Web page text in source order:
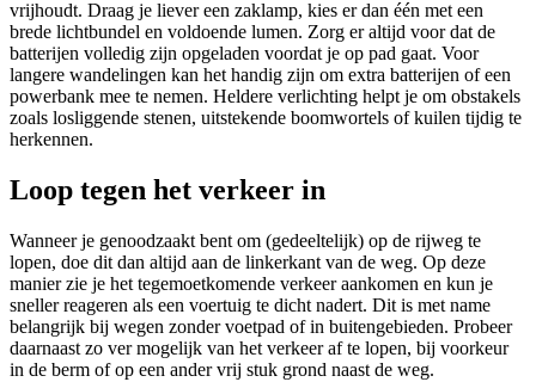
vrijhoudt. Draag je liever een zaklamp, kies er dan één met een
brede lichtbundel en voldoende lumen. Zorg er altijd voor dat de
batterijen volledig zijn opgeladen voordat je op pad gaat. Voor
langere wandelingen kan het handig zijn om extra batterijen of een
powerbank mee te nemen. Heldere verlichting helpt je om obstakels
zoals losliggende stenen, uitstekende boomwortels of kuilen tijdig te
herkennen.
Loop tegen het verkeer in
Wanneer je genoodzaakt bent om (gedeeltelijk) op de rijweg te
lopen, doe dit dan altijd aan de linkerkant van de weg. Op deze
manier zie je het tegemoetkomende verkeer aankomen en kun je
sneller reageren als een voertuig te dicht nadert. Dit is met name
belangrijk bij wegen zonder voetpad of in buitengebieden. Probeer
daarnaast zo ver mogelijk van het verkeer af te lopen, bij voorkeur
in de berm of op een ander vrij stuk grond naast de weg.